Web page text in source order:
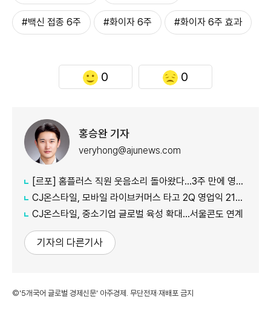
#백신 접종 6주 #화이자 6주 #화이자 6주 효과
0 0
홍승완 기자
veryhong@ajunews.com
[르포] 홈플러스 직원 웃음소리 돌아왔다…3주 만에 영업 재개 채비
CJ온스타일, 모바일 라이브커머스 타고 2Q 영업익 21%↑
CJ온스타일, 중소기업 글로벌 육성 확대…서울콘도 연계
기자의 다른기사
©'5개국어 글로벌 경제신문' 아주경제. 무단전재·재배포 금지